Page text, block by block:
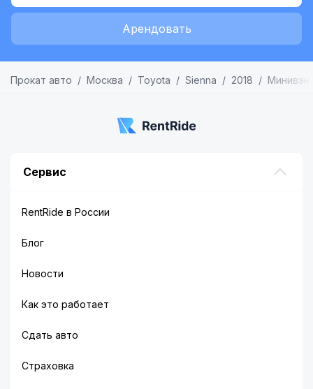
Арендовать
Прокат авто Москва Toyota Sienna 2018 Минивэн
Сервис
RentRide в России
Блог
Новости
Как это работает
Сдать авто
Страховка